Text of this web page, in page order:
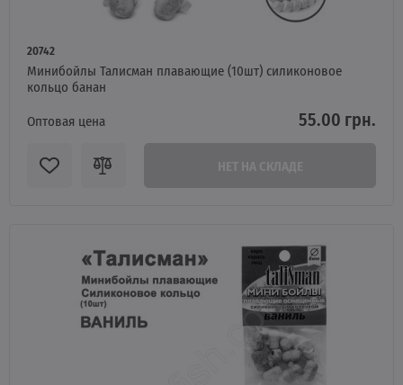
20742
Минибойлы Талисман плавающие (10шт) силиконовое
кольцо банан
Оптовая цена
55.00 грн.